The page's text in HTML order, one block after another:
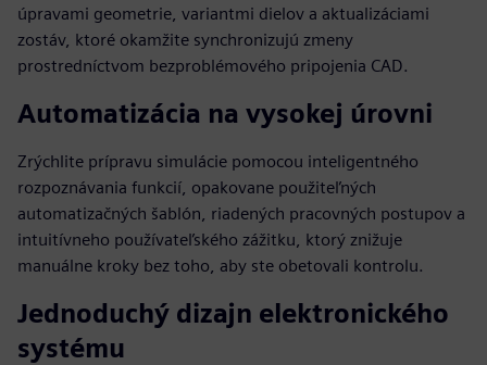
úpravami geometrie, variantmi dielov a aktualizáciami
zostáv, ktoré okamžite synchronizujú zmeny
prostredníctvom bezproblémového pripojenia CAD.
Automatizácia na vysokej úrovni
Zrýchlite prípravu simulácie pomocou inteligentného
rozpoznávania funkcií, opakovane použiteľných
automatizačných šablón, riadených pracovných postupov a
intuitívneho používateľského zážitku, ktorý znižuje
manuálne kroky bez toho, aby ste obetovali kontrolu.
Jednoduchý dizajn elektronického
systému